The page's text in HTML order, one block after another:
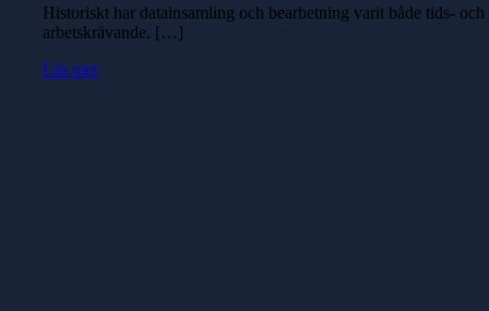
Historiskt har datainsamling och bearbetning varit både tids- och
arbetskrävande. […]
Läs mer